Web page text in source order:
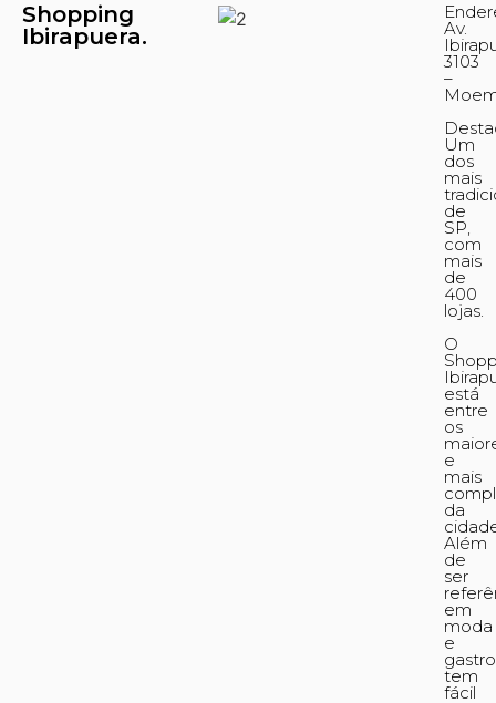
Shopping
Ibirapuera.
Av.
3103
–
Um
dos
mais
de
SP,
com
mais
de
400
lojas.
O
está
entre
os
e
mais
da
Além
de
ser
em
moda
e
tem
fácil